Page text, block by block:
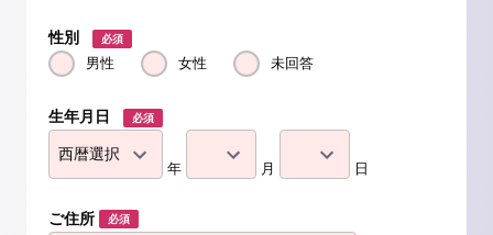
性別 必須
男性 女性 未回答
生年月日 必須
年 月 日
ご住所 必須